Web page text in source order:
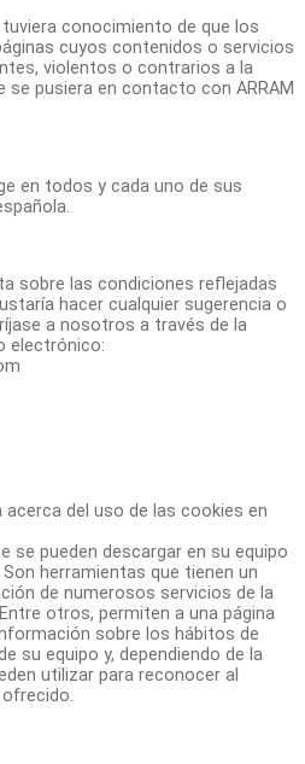
conocimiento de que los
cuyos contenidos o servicios
violentos o contrarios a la
se pusiera en contacto con ARRAM
en todos y cada uno de sus
sobre las condiciones reflejadas
hacer cualquier sugerencia o
a nosotros a través de la
electrónico:
acerca del uso de las cookies en
se pueden descargar en su equipo
herramientas que tienen un
de numerosos servicios de la
otros, permiten a una página
sobre los hábitos de
su equipo y, dependiendo de la
utilizar para reconocer al